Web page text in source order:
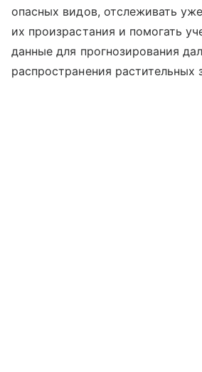
опасных видов, отслеживать
их произрастания и помогать
данные для прогнозирования
распространения растительных